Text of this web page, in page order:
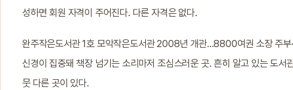
성하면 회원 자격이 주어진다. 다른 자격은 없다.
완주작은도서관 1호 모악작은도서관 2008년 개관…8800여권 소장 주부
신경이 집중돼 책장 넘기는 소리마저 조심스러운 곳. 흔히 알고 있는 도
뭇 다른 곳이 있다.